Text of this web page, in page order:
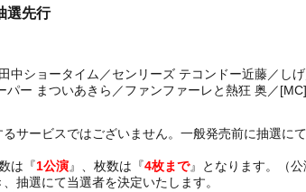
選先行
中ショータイム／センリーズ テコンドー近藤／し
パー まついあきら／ファンファーレと熱狂 奥／
るサービスではございません。一般発売前に抽選
は『1公演』、枚数は『4枚まで』となります。（公
抽選にて当選者を決定いたします。